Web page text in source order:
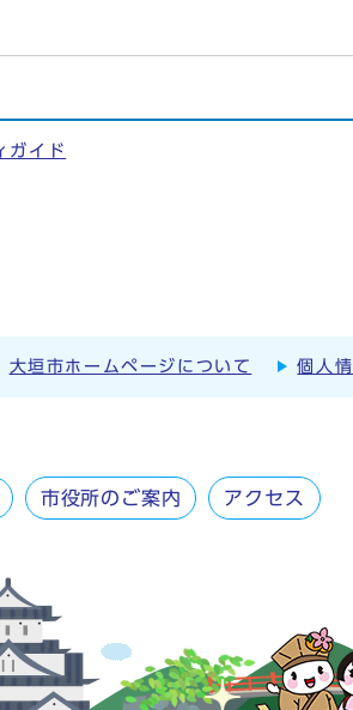
ガイド
大垣市ホームページについて 個人
市役所のご案内 アクセス